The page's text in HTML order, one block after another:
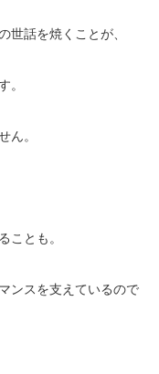
世話を焼くことが、
。
ん。
ことも。
ンスを支えているので